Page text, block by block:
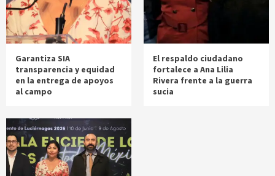
Garantiza SIA
transparencia y equidad
en la entrega de apoyos
al campo
El respaldo ciudadano
fortalece a Ana Lilia
Rivera frente a la guerra
sucia